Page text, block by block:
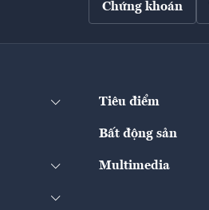
Chứng khoán
Tiêu điểm
Bất động sản
Multimedia